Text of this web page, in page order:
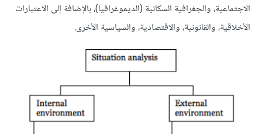
الاجتماعية، والجغرافية السكانية (الديموغرافيا)، بالإضافة إلى الاعتبارات
الأخلاقية، والقانونية، والاقتصادية، والسياسية الأخرى.